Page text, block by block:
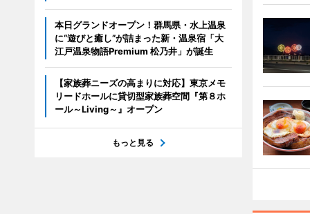
本日グランドオープン！群馬県・水上温泉
に“遊びと癒し”が詰まった新・温泉宿「大
江戸温泉物語Premium 松乃井」が誕生
【家族葬ニーズの高まりに対応】東京メモ
リードホールに貸切型家族葬空間『第８ホ
ール～Living～』オープン
もっと見る